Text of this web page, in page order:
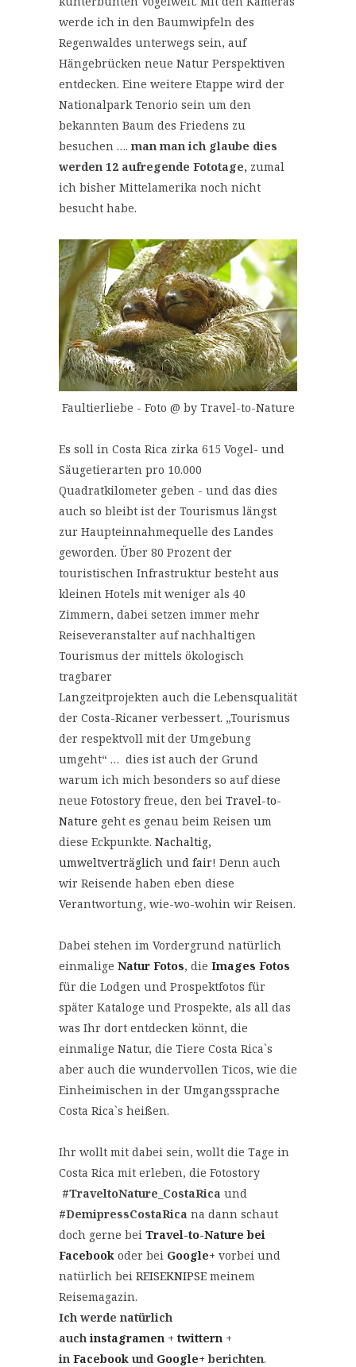
werde ich in den Baumwipfeln des
Regenwaldes unterwegs sein, auf
Hängebrücken neue Natur Perspektiven
entdecken. Eine weitere Etappe wird der
Nationalpark Tenorio sein um den
bekannten Baum des Friedens zu
besuchen …. man man ich glaube dies
werden 12 aufregende Fototage, zumal
ich bisher Mittelamerika noch nicht
besucht habe.
Faultierliebe - Foto @ by Travel-to-Nature
Es soll in Costa Rica zirka 615 Vogel- und
Säugetierarten pro 10.000
Quadratkilometer geben - und das dies
auch so bleibt ist der Tourismus längst
zur Haupteinnahmequelle des Landes
geworden. Über 80 Prozent der
touristischen Infrastruktur besteht aus
kleinen Hotels mit weniger als 40
Zimmern, dabei setzen immer mehr
Reiseveranstalter auf nachhaltigen
Tourismus der mittels ökologisch
tragbarer
Langzeitprojekten auch die Lebensqualität
der Costa-Ricaner verbessert. „Tourismus
der respektvoll mit der Umgebung
umgeht“ … dies ist auch der Grund
warum ich mich besonders so auf diese
neue Fotostory freue, den bei Travel-to-
Nature geht es genau beim Reisen um
diese Eckpunkte. Nachaltig,
umweltverträglich und fair! Denn auch
wir Reisende haben eben diese
Verantwortung, wie-wo-wohin wir Reisen.
Dabei stehen im Vordergrund natürlich
einmalige Natur Fotos, die Images Fotos
für die Lodgen und Prospektfotos für
später Kataloge und Prospekte, als all das
was Ihr dort entdecken könnt, die
einmalige Natur, die Tiere Costa Rica`s
aber auch die wundervollen Ticos, wie die
Einheimischen in der Umgangssprache
Costa Rica`s heißen.
Ihr wollt mit dabei sein, wollt die Tage in
Costa Rica mit erleben, die Fotostory
#TraveltoNature_CostaRica und
#DemipressCostaRica na dann schaut
doch gerne bei Travel-to-Nature bei
Facebook oder bei Google+ vorbei und
natürlich bei REISEKNIPSE meinem
Reisemagazin.
Ich werde natürlich
auchinstagramen + twittern +
in Facebook und Google+ berichten.